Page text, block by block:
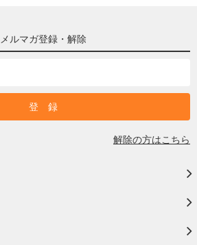
メルマガ登録・解除
解除の方はこちら